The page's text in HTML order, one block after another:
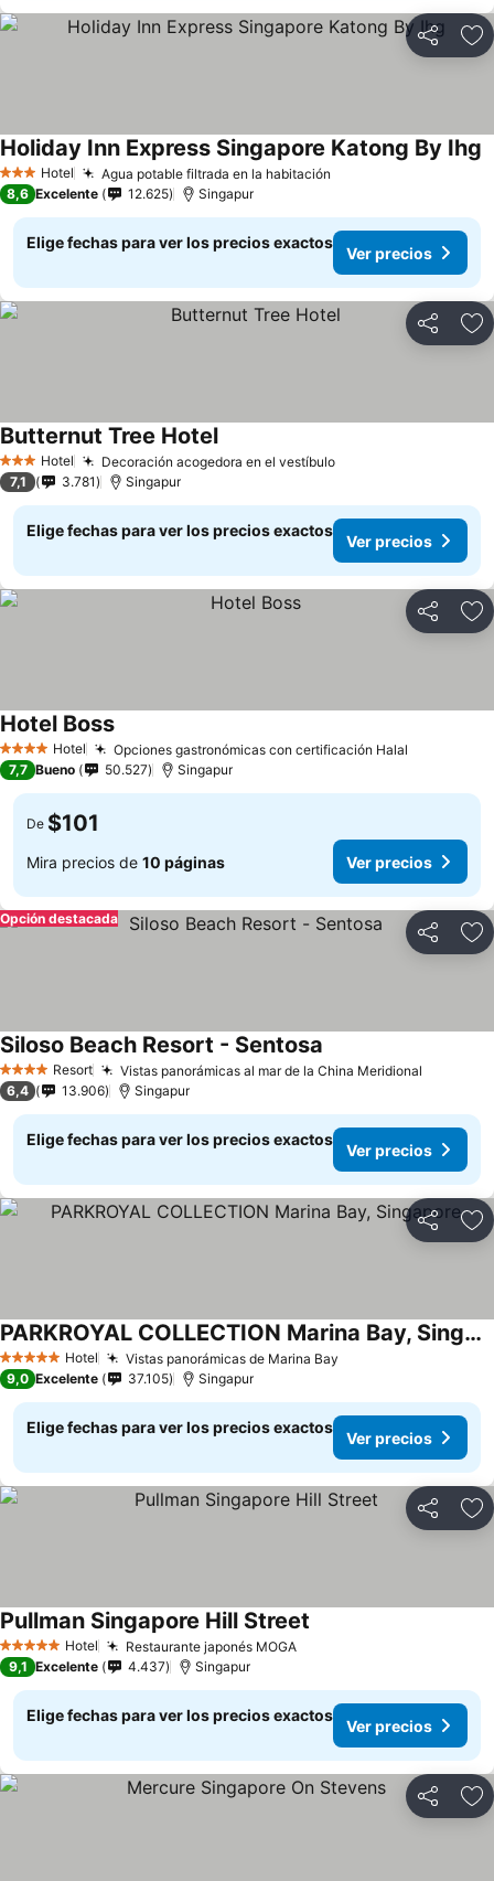
Compartir
3 Estrellas
Hotel Agua potable filtrada en la habitación
Holiday Inn Express Singapore Katong By Ihg
8,6 Excelente 12.625 Singapur
Elige fechas para ver los precios exactos
Ver precios
Compartir
3 Estrellas
Hotel Decoración acogedora en el vestíbulo
Butternut Tree Hotel
7,1 3.781 Singapur
Elige fechas para ver los precios exactos
Ver precios
Compartir
4 EstrellasHotel Opciones gastronómicas con certificación Halal
Hotel Boss
7,7 Bueno 50.527 Singapur
De $101
Mira precios de 10 páginas Ver precios
Compartir
Opción destacada
4 EstrellasResort Vistas panorámicas al mar de la China Meridional
Siloso Beach Resort - Sentosa
6,4 13.906 Singapur
Elige fechas para ver los precios exactos
Ver precios
Compartir
5 Estrellas Hotel Vistas panorámicas de Marina Bay
PARKROYAL COLLECTION Marina Bay, Singapore
9,0 Excelente 37.105 Singapur
Elige fechas para ver los precios exactos
Ver precios
Compartir
5 Estrellas Hotel Restaurante japonés MOGA
Pullman Singapore Hill Street
9,1 Excelente 4.437 Singapur
Elige fechas para ver los precios exactos
Ver precios
Compartir